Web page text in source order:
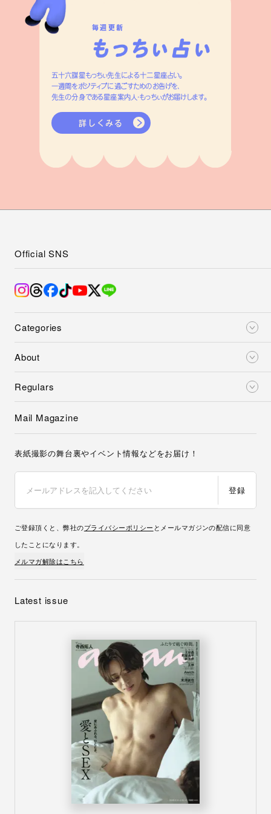
毎週更新
五十六謀星もっちぃ先生による十二星座占い。
一週間をポジティブに過ごすためのお告げを、
先生の分身である星座案内人・もっちぃがお届けします。
詳しくみる
Categories
About
Regulars
Official SNS
Mail Magazine
表紙撮影の舞台裏やイベント情報などをお届け！
登録
ご登録頂くと、弊社のプライバシーポリシー とメールマガジンの配信に同意
したことになります。
メルマガ解除はこちら
Latest issue